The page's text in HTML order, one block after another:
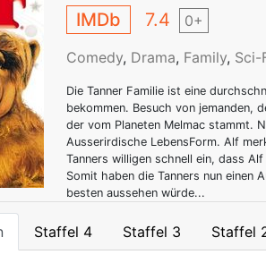
IMDb 7.4 0+
Comedy, Drama, Family, Sci-
Die Tanner Familie ist eine
bekommen. Besuch von jemanden,
der vom Planeten Melmac stammt.
Ausserirdische LebensForm. Alf
Tanners willigen schnell ein, dass
Somit haben die Tanners nun einen
besten aussehen würde...
Staffel 4 Staffel 3 Staffel